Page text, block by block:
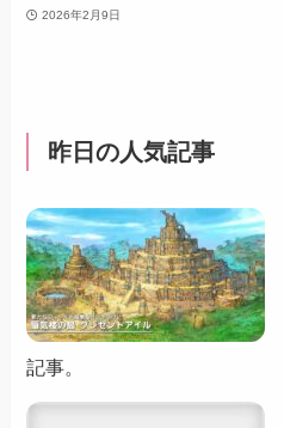
2026年2月9日
昨日の人気記事
記事。